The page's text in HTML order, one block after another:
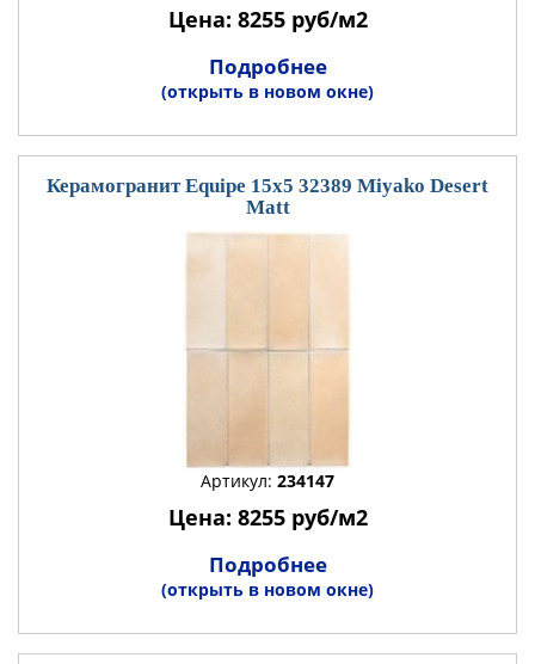
Цена: 8255 руб/м2
Подробнее
(открыть в новом окне)
Керамогранит Equipe 15x5 32389 Miyako Desert
Matt
Артикул: 234147
Цена: 8255 руб/м2
Подробнее
(открыть в новом окне)